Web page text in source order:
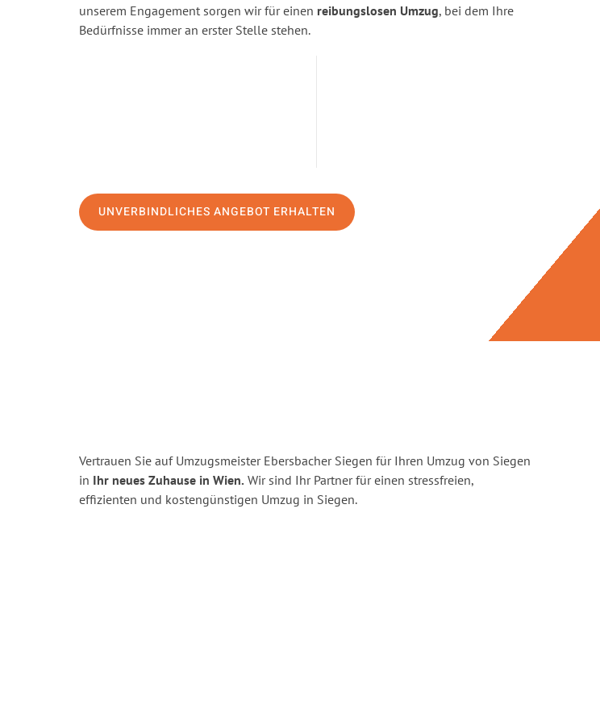
unserem Engagement sorgen wir für einen reibungslosen Umzug, bei dem Ihre
Bedürfnisse immer an erster Stelle stehen.
UNVERBINDLICHES ANGEBOT ERHALTEN
Vertrauen Sie auf Umzugsmeister Ebersbacher Siegen für Ihren Umzug von Siegen
in Ihr neues Zuhause in Wien. Wir sind Ihr Partner für einen stressfreien,
effizienten und kostengünstigen Umzug in Siegen.